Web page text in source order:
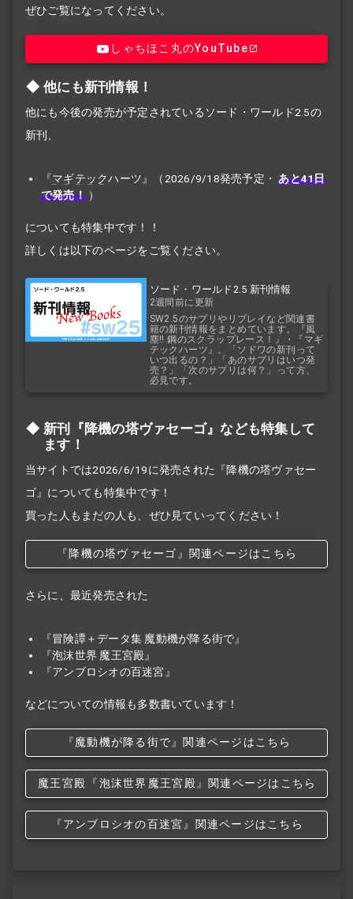
ぜひご覧になってください。
しゃちほこ丸のYouTube
他にも新刊情報！
他にも今後の発売が予定されているソード・ワールド2.5の
新刊、
『マギテックハーツ』（2026/9/18発売予定・ あと41日
で発売！ ）
についても特集中です！！
詳しくは以下のページをご覧ください。
ソード・ワールド2.5 新刊情報
2週間前に更新
SW2.5のサプリやリプレイなど関連書
籍の新刊情報をまとめています。『風
塵!! 鋼のスクラップレース！』・『マギ
テックハーツ』。「ソドワの新刊って
いつ出るの？」「あのサプリはいつ発
売？」「次のサプリは何？」って方、
必見です。
新刊『降機の塔ヴァセーゴ』なども特集して
ます！
当サイトでは2026/6/19に発売された『降機の塔ヴァセー
ゴ』についても特集中です！
買った人もまだの人も、ぜひ見ていってください！
『降機の塔ヴァセーゴ』関連ページはこちら
さらに、最近発売された
『冒険譚＋データ集 魔動機が降る街で』
『泡沫世界 魔王宮殿』
『アンブロシオの百迷宮』
などについての情報も多数書いています！
『魔動機が降る街で』関連ページはこちら
魔王宮殿 『泡沫世界 魔王宮殿』関連ページはこちら
『アンブロシオの百迷宮』関連ページはこちら